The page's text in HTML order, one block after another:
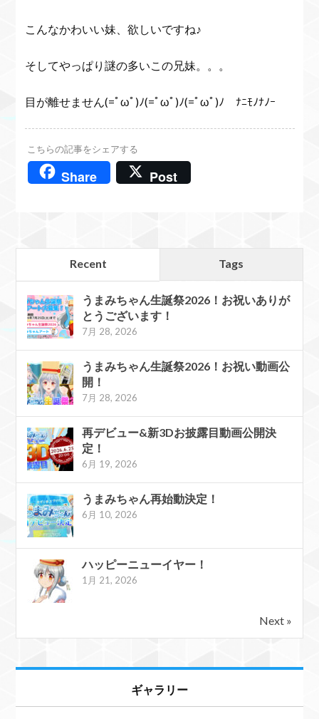
こんなかわいい妹、欲しいですね♪
そしてやっぱり謎の多いこの兄妹。。。
目が離せません(=ﾟωﾟ)ﾉ(=ﾟωﾟ)ﾉ(=ﾟωﾟ)ﾉ ﾅﾆﾓﾉﾅﾉｰ
こちらの記事をシェアする
Share Post
Recent Tags
うまみちゃん生誕祭2026！お祝いありが
とうございます！
7月 28, 2026
うまみちゃん生誕祭2026！お祝い動画公
開！
7月 28, 2026
再デビュー&新3Dお披露目動画公開決
定！
6月 19, 2026
うまみちゃん再始動決定！
6月 10, 2026
ハッピーニューイヤー！
1月 21, 2026
Next »
ギャラリー